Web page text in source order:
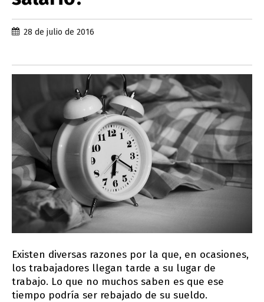
28 de julio de 2016
Existen diversas razones por la que, en ocasiones,
los trabajadores llegan tarde a su lugar de
trabajo. Lo que no muchos saben es que ese
tiempo podría ser rebajado de su sueldo.